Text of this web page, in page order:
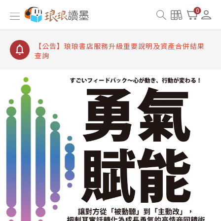
0
【公告】琅琅讀墨書櫃開通常見問題
【公告】琅琅讀墨 3 分鐘完成書櫃開通與資產合併申
【公告】琅琅書店服務升級重要說明及資產合併結果
查詢